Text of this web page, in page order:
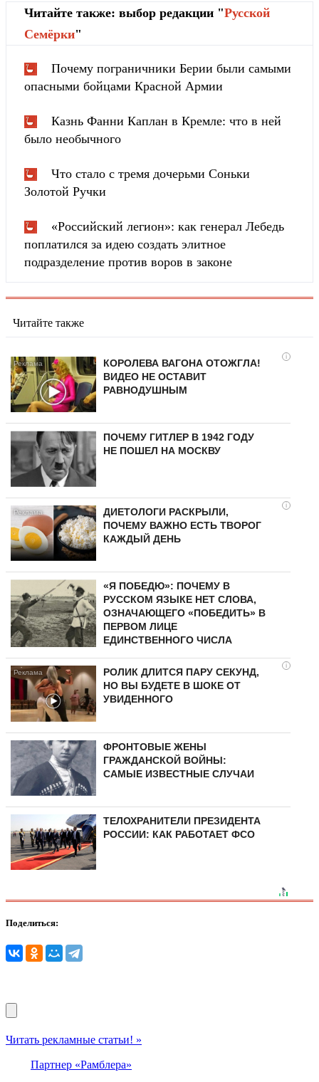
Читайте также: выбор редакции "Русской
Cемёрки"
Почему пограничники Берии были самыми
опасными бойцами Красной Армии
Казнь Фанни Каплан в Кремле: что в ней
было необычного
Что стало с тремя дочерьми Соньки
Золотой Ручки
«Российский легион»: как генерал Лебедь
поплатился за идею создать элитное
подразделение против воров в законе
Читайте также
i
КОРОЛЕВА ВАГОНА ОТОЖГЛА!
ВИДЕО НЕ ОСТАВИТ
РАВНОДУШНЫМ
ПОЧЕМУ ГИТЛЕР В 1942 ГОДУ
НЕ ПОШЕЛ НА МОСКВУ
i
ДИЕТОЛОГИ РАСКРЫЛИ,
ПОЧЕМУ ВАЖНО ЕСТЬ ТВОРОГ
КАЖДЫЙ ДЕНЬ
«Я ПОБЕДЮ»: ПОЧЕМУ В
РУССКОМ ЯЗЫКЕ НЕТ СЛОВА,
ОЗНАЧАЮЩЕГО «ПОБЕДИТЬ» В
ПЕРВОМ ЛИЦЕ
ЕДИНСТВЕННОГО ЧИСЛА
i
РОЛИК ДЛИТСЯ ПАРУ СЕКУНД,
НО ВЫ БУДЕТЕ В ШОКЕ ОТ
УВИДЕННОГО
ФРОНТОВЫЕ ЖЕНЫ
ГРАЖДАНСКОЙ ВОЙНЫ:
САМЫЕ ИЗВЕСТНЫЕ СЛУЧАИ
ТЕЛОХРАНИТЕЛИ ПРЕЗИДЕНТА
РОССИИ: КАК РАБОТАЕТ ФСО
Поделиться:
Читать рекламные статьи! »
Партнер «Рамблера»